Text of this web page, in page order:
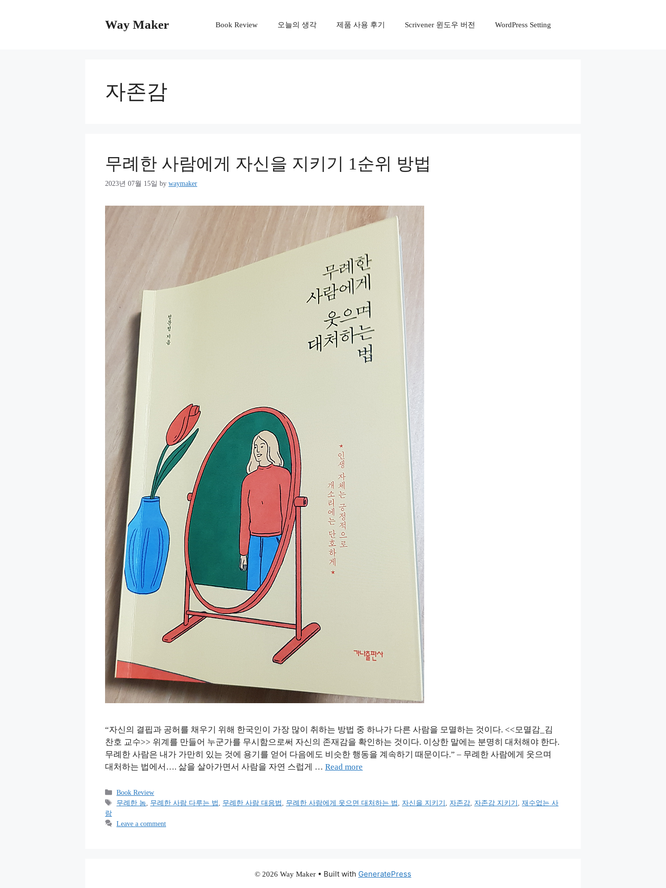
Way Maker Book Review 오늘의 생각 제품 사용 후기 Scrivener 윈도우 버전 WordPress Setting
자존감
무례한 사람에게 자신을 지키기 1순위 방법
2023년 07월 15일 by waymaker
“자신의 결핍과 공허를 채우기 위해 한국인이 가장 많이 취하는 방법 중 하나가 다른 사람을 모멸하는 것이다. <<모멸감_김
찬호 교수>> 위계를 만들어 누군가를 무시함으로써 자신의 존재감을 확인하는 것이다. 이상한 말에는 분명히 대처해야 한다.
무례한 사람은 내가 가만히 있는 것에 용기를 얻어 다음에도 비슷한 행동을 계속하기 때문이다.” – 무례한 사람에게 웃으며
대처하는 법에서…. 삶을 살아가면서 사람을 자연 스럽게 … Read more
Categories
Book Review
Tags
무례한 놈 무례한 사람 다루는 법 무례한 사람 대응법 무례한 사람에게 웃으면 대처하는 법 자신을 지키기 자존감 자존감 지키기 ,재수없는 사
람
Leave a comment
© 2026 Way Maker • Built with GeneratePress